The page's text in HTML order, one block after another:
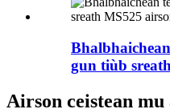
gun tiùb
Airson ceistean